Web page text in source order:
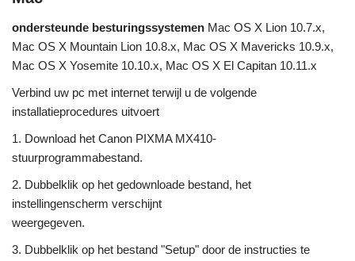
ondersteunde besturingssystemen Mac OS X Lion 10.7.x,
Mac OS X Mountain Lion 10.8.x, Mac OS X Mavericks 10.9.x,
Mac OS X Yosemite 10.10.x, Mac OS X El Capitan 10.11.x
Verbind uw pc met internet terwijl u de volgende
installatieprocedures uitvoert
1. Download het Canon PIXMA MX410-
stuurprogrammabestand.
2. Dubbelklik op het gedownloade bestand, het
instellingenscherm verschijnt
weergegeven.
3. Dubbelklik op het bestand "Setup" door de instructies te